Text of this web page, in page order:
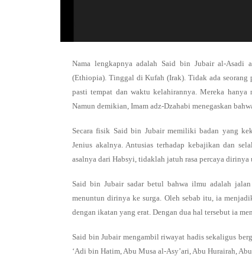
Nama lengkapnya adalah Said bin Jubair al-
(Ethiopia). Tinggal di Kufah (Irak). Tidak ada seorang
pasti tempat dan waktu kelahirannya. Mereka
Namun demikian, Imam adz-Dzahabi menegaskan
Secara fisik Said bin Jubair memiliki badan yang
Jenius akalnya. Antusias terhadap kebajikan dan
asalnya dari Habsyi, tidaklah jatuh rasa percaya
Said bin Jubair sadar betul bahwa ilmu adalah
menuntun dirinya ke surga. Oleh sebab itu, ia
dengan ikatan yang erat. Dengan dua hal tersebut ia
Said bin Jubair mengambil riwayat hadis sekaligus
‘Adi bin Hatim, Abu Musa al-Asy’ari, Abu Hurairah,